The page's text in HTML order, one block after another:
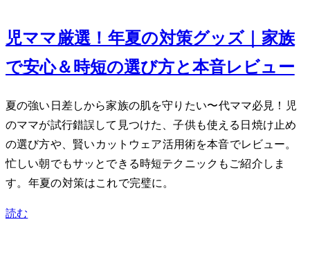
2児ママ厳選！2026年夏のUV対策グッズ｜家族
で安心＆時短の選び方と本音レビュー
夏の強い日差しから家族の肌を守りたい30〜40代ママ必見！2児
のママが試行錯誤して見つけた、子供も使える日焼け止め
の選び方や、賢いUVカットウェア活用術を本音でレビュー。
忙しい朝でもサッとできる時短テクニックもご紹介しま
す。2026年夏のUV対策はこれで完璧に。
読む